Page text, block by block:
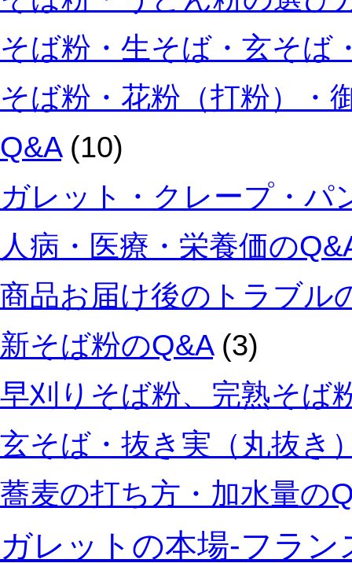
そば粉・生そば・玄そば
そば粉・花粉（打粉）・
Q&A(10)
ガレット・クレープ・パ
人病・医療・栄養価の
商品お届け後のトラブル
新そば粉のQ&A(3)
早刈りそば粉、完熟そば
玄そば・抜き実（丸抜き
蕎麦の打ち方・加水量の
ガレットの本場‐フラ